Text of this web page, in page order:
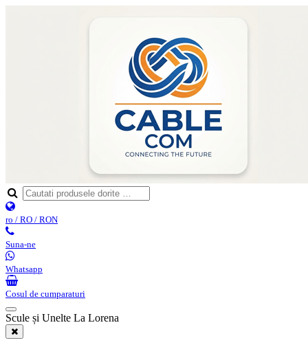
ro / RO / RON
Suna-ne
Whatsapp
Cosul de cumparaturi
Scule și Unelte La Lorena